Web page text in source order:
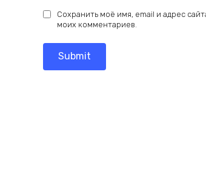
Сохранить моё имя, email и адрес
моих комментариев.